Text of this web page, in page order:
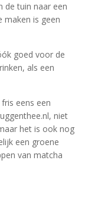
de tuin naar een
maken is geen
goed voor de
als een
eens een
niet
het is ook nog
een groene
van matcha